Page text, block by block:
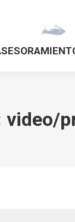
video/